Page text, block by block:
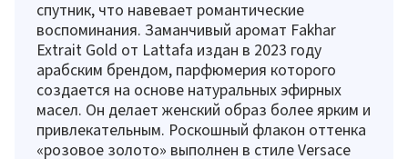
спутник, что навевает романтические
воспоминания. Заманчивый аромат Fakhar
Extrait Gold от Lattafa издан в 2023 году
арабским брендом, парфюмерия которого
создается на основе натуральных эфирных
масел. Он делает женский образ более ярким и
привлекательным. Роскошный флакон оттенка
«розовое золото» выполнен в стиле Versace